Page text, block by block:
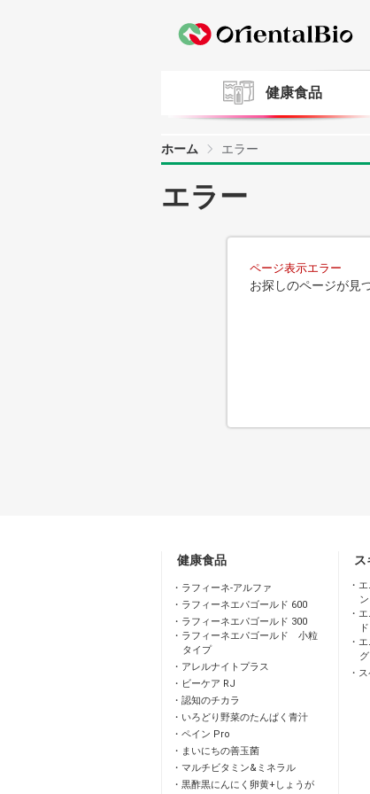
健康食品
ホーム エラー
エラー
ページ表示エラー
お探しのページが見
健康食品
ラフィーネ-アルファ
ラフィーネエパゴールド 600
ラフィーネエパゴールド 300
ラフィーネエパゴールド 小粒
タイプ
アレルナイトプラス
ビーケア RJ
認知のチカラ
いろどり野菜のたんぱく青汁
ペイン Pro
まいにちの善玉菌
マルチビタミン&ミネラル
黒酢黒にんにく卵黄+しょうが
エ
エ
エ